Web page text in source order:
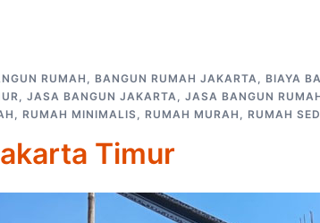
RUMAH, BANGUN RUMAH JAKARTA, BIAYA
, JASA BANGUN JAKARTA, JASA BANGUN
, RUMAH MINIMALIS, RUMAH MURAH , RUMAH
Timur